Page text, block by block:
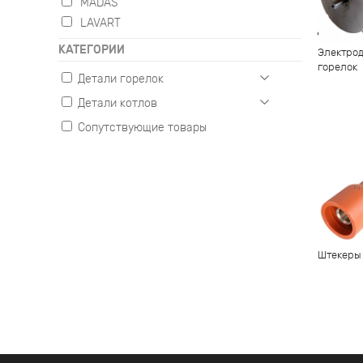
MADAS
LAVART
КАТЕГОРИИ
Детали горелок
Газовые
Жидкотопливные
Детали котлов
Настенные
Сопутствующие товары
горелок